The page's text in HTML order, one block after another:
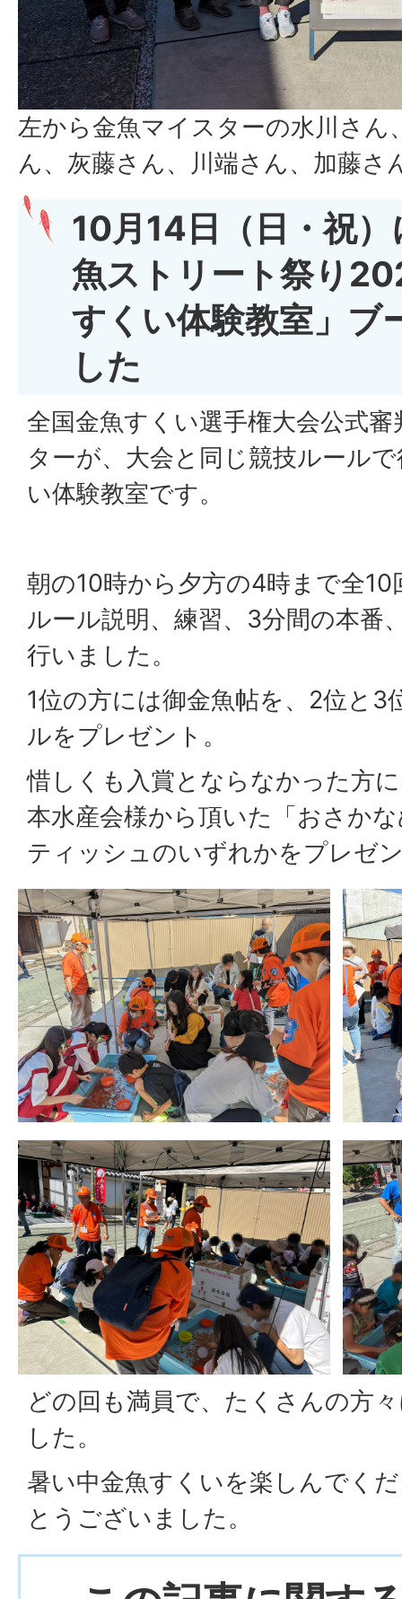
左から金魚マイスターの水川さん
ん、灰藤さん、川端さん、加藤さ
10月14日（日・祝
魚ストリート祭り
すくい体験教室」ブ
した
全国金魚すくい選手権大会公式
ターが、大会と同じ競技ルール
い体験教室です。
朝の10時から夕方の4時まで全10
ルール説明、練習、3分間の本番
行いました。
1位の方には御金魚帖を、2位と3
ルをプレゼント。
惜しくも入賞とならなかった方
本水産会様から頂いた「おさか
ティッシュのいずれかをプレゼ
どの回も満員で、たくさんの方
した。
暑い中金魚すくいを楽しんでく
とうございました。